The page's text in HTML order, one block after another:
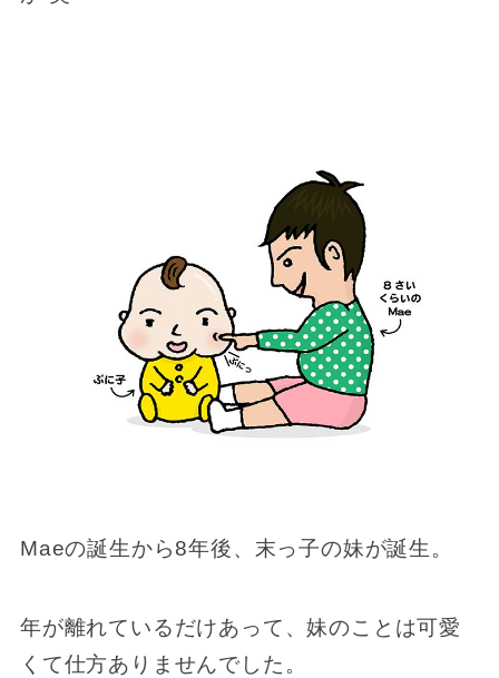
Maeの誕生から8年後、末っ子の妹が誕生。
年が離れているだけあって、妹のことは可愛
くて仕方ありませんでした。